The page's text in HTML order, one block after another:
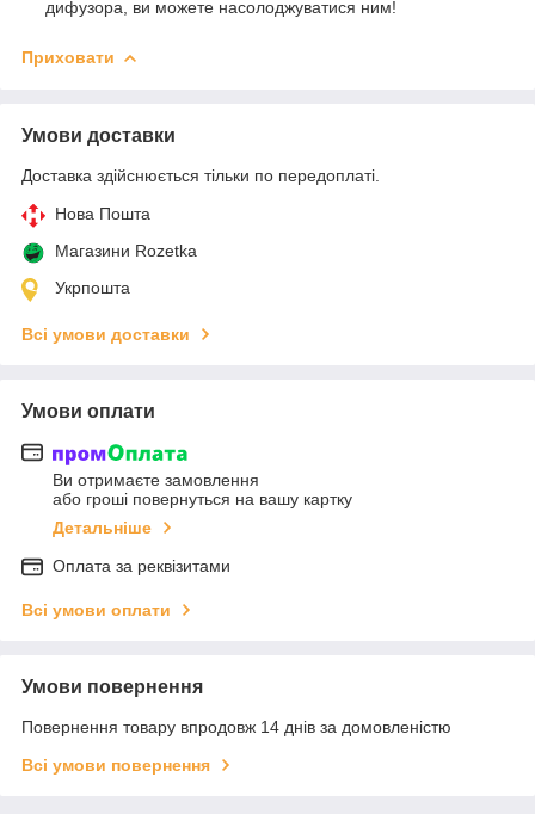
дифузора, ви можете насолоджуватися ним!
Приховати
Умови доставки
Доставка здійснюється тільки по передоплаті.
Нова Пошта
Магазини Rozetka
Укрпошта
Всі умови доставки
Умови оплати
Ви отримаєте замовлення
або гроші повернуться на вашу картку
Детальніше
Оплата за реквізитами
Всі умови оплати
Умови повернення
Повернення товару впродовж 14 днів за домовленістю
Всі умови повернення